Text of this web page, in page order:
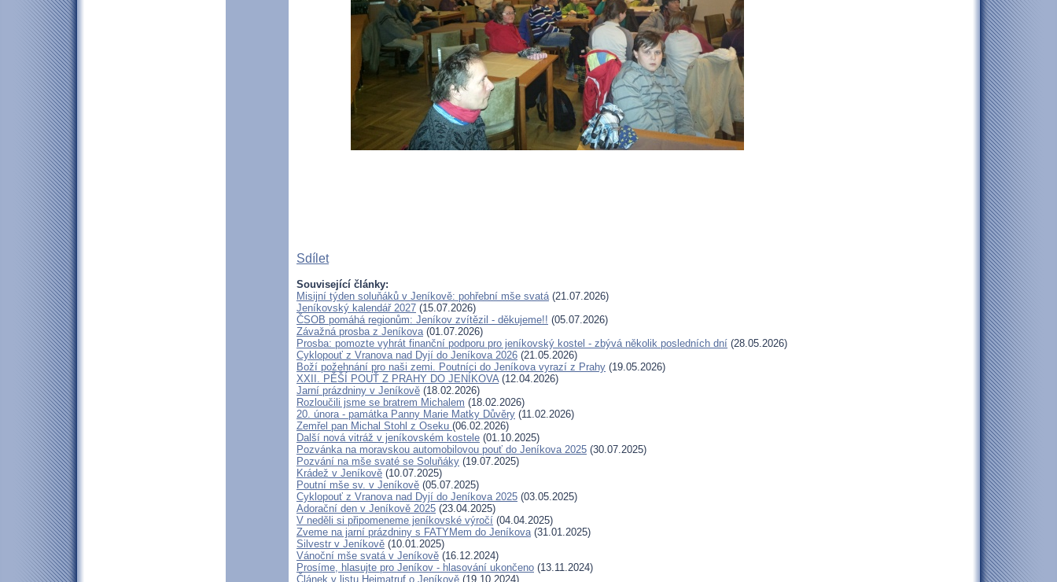
Sdílet
Související články:
Misijní týden soluňáků v Jeníkově: pohřební mše svatá(21.07.2026)
Jeníkovský kalendář 2027 (15.07.2026)
ČSOB pomáhá regionům: Jeníkov zvítězil - děkujeme!! (05.07.2026)
Závažná prosba z Jeníkova(01.07.2026)
Prosba: pomozte vyhrát finanční podporu pro jeníkovský kostel - zbývá několik posledních dní (28.05.2026)
Cyklopouť z Vranova nad Dyjí do Jeníkova 2026 (21.05.2026)
Boží požehnání pro naši zemi. Poutníci do Jeníkova vyrazí z Prahy (19.05.2026)
XXII. PĚŠÍ POUŤ Z PRAHY DO JENÍKOVA(12.04.2026)
Jarní prázdniny v Jeníkově (18.02.2026)
Rozloučili jsme se bratrem Michalem (18.02.2026)
20. února - památka Panny Marie Matky Důvěry (11.02.2026)
Zemřel pan Michal Stohl z Oseku (06.02.2026)
Další nová vitráž v jeníkovském kostele (01.10.2025)
Pozvánka na moravskou automobilovou pouť do Jeníkova 2025 (30.07.2025)
Pozvání na mše svaté se Soluňáky (19.07.2025)
Krádež v Jeníkově (10.07.2025)
Poutní mše sv. v Jeníkově (05.07.2025)
Cyklopouť z Vranova nad Dyjí do Jeníkova 2025 (03.05.2025)
Adorační den v Jeníkově 2025 (23.04.2025)
V neděli si připomeneme jeníkovské výročí (04.04.2025)
Zveme na jarní prázdniny s FATYMem do Jeníkova(31.01.2025)
Silvestr v Jeníkově (10.01.2025)
Vánoční mše svatá v Jeníkově (16.12.2024)
Prosíme, hlasujte pro Jeníkov - hlasování ukončeno (13.11.2024)
Článek v listu Heimatruf o Jeníkově (19.10.2024)